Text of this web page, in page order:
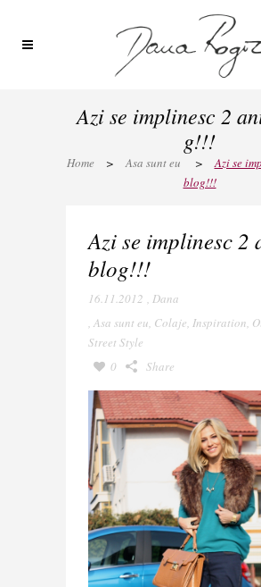
Azi se implinesc 2
g!!!
Home > Asa sunt eu >
Azi se
blog!!!
Azi se implinesc 2
blog!!!
16.11.2012 , Dana
, Asa sunt eu, Colaje, Inspiration,
Street Style
0
Share